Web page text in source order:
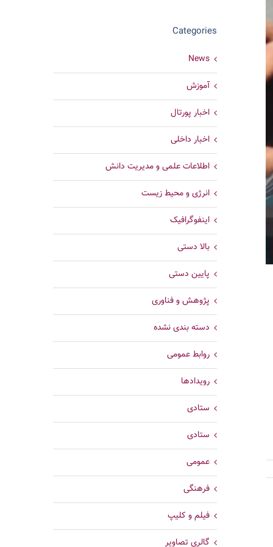
Categories
News
آموزش
اخبار پورتال
اخبار داخلی
اطلاعات علمی و مدیریت دانش
انرژی و محیط زیست
اینفوگرافیک
بالا دستی
پایین دستی
پژوهش و فناوری
دسته بندی نشده
روابط عمومی
رویدادها
ستادی
ستادی
عمومی
فرهنگی
فیلم و کلیپ
گالری تصاویر